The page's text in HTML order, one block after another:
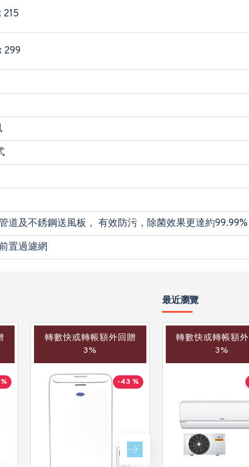
215
299
道及不銹鋼送風板， 有效防污，除菌效果更達約99.99%
置過濾網
轉數快或轉帳額外回贈
3%
-43 %
轉數快或轉帳額
3%
最近瀏覽
轉數快或轉帳額
3%